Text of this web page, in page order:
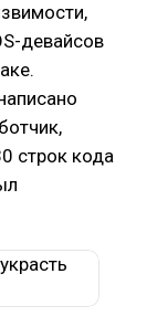
девайсов
строк кода